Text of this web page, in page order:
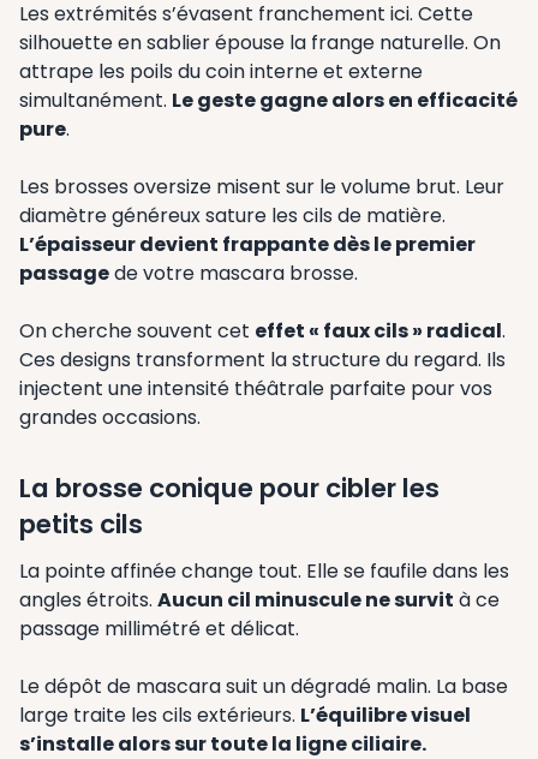
Les extrémités s’évasent franchement ici. Cette
silhouette en sablier épouse la frange naturelle. On
attrape les poils du coin interne et externe
simultanément. Le geste gagne alors en efficacité
pure.
Les brosses oversize misent sur le volume brut. Leur
diamètre généreux sature les cils de matière.
L’épaisseur devient frappante dès le premier
passagede votre mascara brosse.
On cherche souvent cet effet « faux cils » radical.
Ces designs transforment la structure du regard. Ils
injectent une intensité théâtrale parfaite pour vos
grandes occasions.
La brosse conique pour cibler les
petits cils
La pointe affinée change tout. Elle se faufile dans les
angles étroits. Aucun cil minuscule ne survit à ce
passage millimétré et délicat.
Le dépôt de mascara suit un dégradé malin. La base
large traite les cils extérieurs. L’équilibre visuel
s’installe alors sur toute la ligne ciliaire.